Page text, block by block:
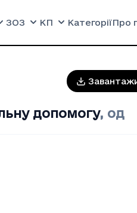
ЗОЗ КП КатегоріїПро
допомогу, од